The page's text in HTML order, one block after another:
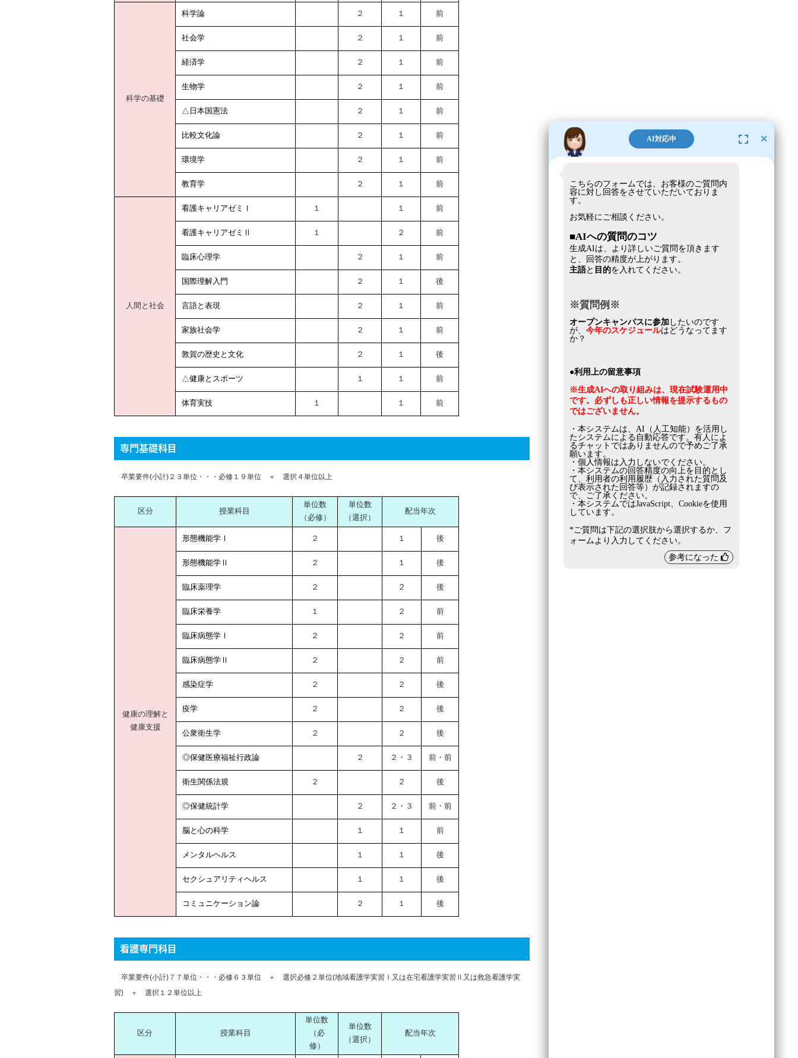
科学の基礎
科学論 ２ １ 前
社会学 ２ １ 前
経済学 ２ １ 前
生物学 ２ １ 前
△日本国憲法 ２ １ 前
比較文化論 ２ １ 前
環境学 ２ １ 前
教育学 ２ １ 前
人間と社会
看護キャリアゼミⅠ １ １ 前
看護キャリアゼミⅡ １ ２ 前
臨床心理学 ２ １ 前
国際理解入門 ２ １ 後
言語と表現 ２ １ 前
家族社会学 ２ １ 前
敦賀の歴史と文化 ２ １ 後
△健康とスポーツ １ １ 前
体育実技 １ １ 前
専門基礎科目
卒業要件(小計)２３単位・・・必修１９単位 ＋ 選択４単位以上
区分 授業科目
単位数
（必修）
単位数
（選択）
配当年次
健康の理解と
健康支援
形態機能学Ⅰ ２ １ 後
形態機能学Ⅱ ２ １ 後
臨床薬理学 ２ ２ 後
臨床栄養学 １ ２ 前
臨床病態学Ⅰ ２ ２ 前
臨床病態学Ⅱ ２ ２ 前
感染症学 ２ ２ 後
疫学 ２ ２ 後
公衆衛生学 ２ ２ 後
◎保健医療福祉行政論 ２ ２・３ 前・前
衛生関係法規 ２ ２ 後
◎保健統計学 ２ ２・３ 前・前
脳と心の科学 １ １ 前
メンタルヘルス １ １ 後
セクシュアリティヘルス １ １ 後
コミュニケーション論 ２ １ 後
看護専門科目
卒業要件(小計)７７単位・・・必修６３単位 ＋ 選択必修２単位(地域看護学実習Ⅰ又は在宅看護学実習Ⅱ又は救急看護学実
習) ＋ 選択１２単位以上
区分 授業科目
単位数
（必
修）
単位数
（選択）
配当年次
AI対応中 ×
こちらのフォームでは、お客様のご質問内
容に対し回答をさせていただいておりま
す。
お気軽にご相談ください。
■AIへの質問のコツ
生成AIは、より詳しいご質問を頂きます
と、回答の精度が上がります。
主語と 目的を入れてください。
※質問例※
オープンキャンパスに参加 したいのです
が、 今年のスケジュールはどうなってます
か？
●利用上の留意事項
※生成AIへの取り組みは、現在試験運用中
です。必ずしも正しい情報を提示するもの
ではございません。
・本システムは、AI（人工知能）を活用し
たシステムによる自動応答です。有人によ
るチャットではありませんので予めご了承
願います。
・個人情報は入力しないでください。
・本システムの回答精度の向上を目的とし
て、利用者の利用履歴（入力された質問及
び表示された回答等）が記録されますの
で、ご了承ください。
・本システムではJavaScript、Cookieを使用
しています。
*ご質問は下記の選択肢から選択するか、フ
ォームより入力してください。
参考になった